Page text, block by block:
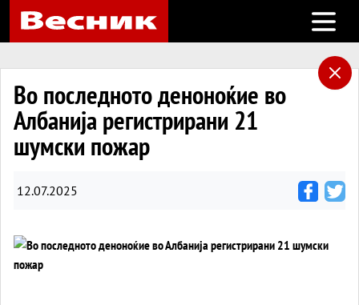
Open
Во последното деноноќие во
Албанија регистрирани 21
шумски пожар
12.07.2025